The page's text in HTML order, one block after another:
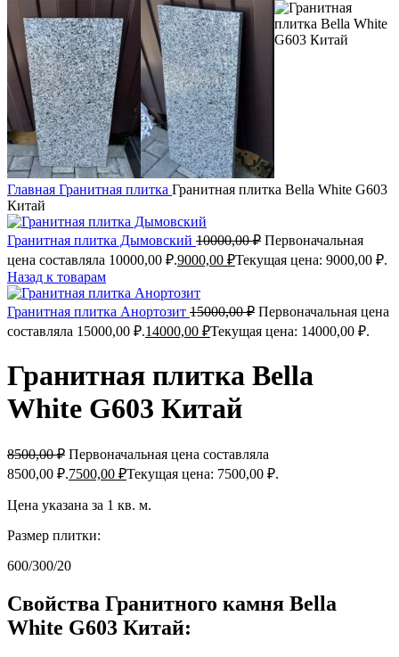
Главная Гранитная плитка Гранитная плитка Bella White G603
Китай
Гранитная плитка Дымовский 10000,00₽ Первоначальная
цена составляла 10000,00 ₽.9000,00 ₽Текущая цена: 9000,00 ₽.
Назад к товарам
Гранитная плитка Анортозит 15000,00₽ Первоначальная цена
составляла 15000,00 ₽.14000,00 ₽Текущая цена: 14000,00 ₽.
Гранитная плитка Bella
White G603 Китай
8500,00₽ Первоначальная цена составляла
8500,00 ₽.7500,00 ₽Текущая цена: 7500,00 ₽.
Цена указана за 1 кв. м.
Размер плитки:
600/300/20
Свойства Гранитного камня Bella
White G603 Китай: